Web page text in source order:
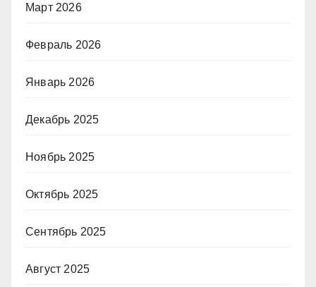
Март 2026
Февраль 2026
Январь 2026
Декабрь 2025
Ноябрь 2025
Октябрь 2025
Сентябрь 2025
Август 2025